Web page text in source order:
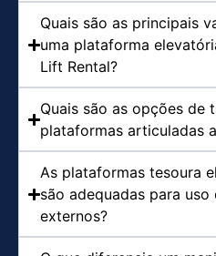
Quais são as principais
uma plataforma
Lift Rental?
Quais são as opções de
plataformas articuladas
As plataformas tesoura
são adequadas para uso
externos?